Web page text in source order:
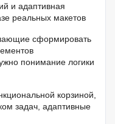
и адаптивная
реальных макетов
сформировать
понимание логики
корзиной,
задач, адаптивные